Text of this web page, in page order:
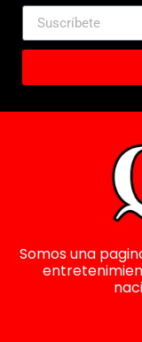
Somos una